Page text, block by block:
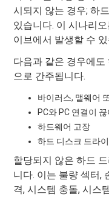
시되지 않는 경우; 하
있습니다. 이 시나리
이브에서 발생할 수
다음과 같은 경우에
으로 간주됩니다.
바이러스, 맬웨어
PC와 PC 연결이
하드웨어 고장
하드 디스크 드라
할당되지 않은 하드
니다. 이는 불량 섹터,
격, 시스템 충돌, 시스